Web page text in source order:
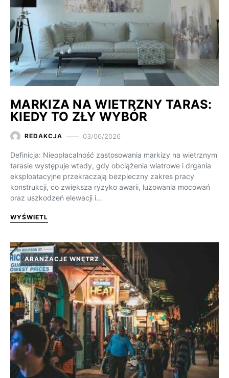
MARKIZA NA WIETRZNY TARAS:
KIEDY TO ZŁY WYBÓR
REDAKCJA 03/06/2026
Definicja: Nieopłacalność zastosowania markizy na wietrznym
tarasie występuje wtedy, gdy obciążenia wiatrowe i drgania
eksploatacyjne przekraczają bezpieczny zakres pracy
konstrukcji, co zwiększa ryzyko awarii, luzowania mocowań
oraz uszkodzeń elewacji i…
WYŚWIETL
ARANŻACJE WNĘTRZ